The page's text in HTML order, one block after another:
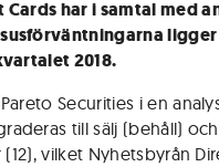
Cards har i samtal med
2018.
Securities i en
till sälj (behåll)
vilket Nyhetsbyrån